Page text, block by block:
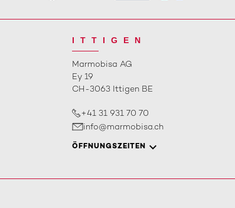
ITTIGEN
Marmobisa AG
Ey 19
CH-3063 Ittigen BE
+41 31 931 70 70
info@marmobisa.ch
ÖFFNUNGSZEITEN